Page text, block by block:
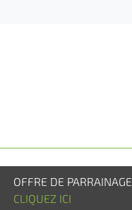
OFFRE DE PARRAINAGE
CLIQUEZ ICI